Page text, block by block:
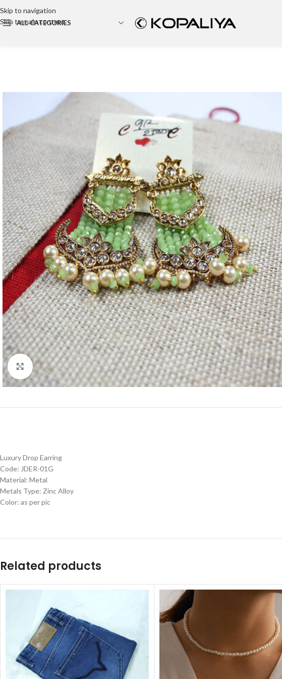
Skip to navigation
Skip to main content
ALL CATEGORIES
Cosmetic bag
Canvas bag
Wallet
Travel Bag
Hand bag
Click to enlarge
Luxury Drop Earring
Code: JDER-01G
Material: Metal
Metals Type: Zinc Alloy
Color: as per pic
Related products